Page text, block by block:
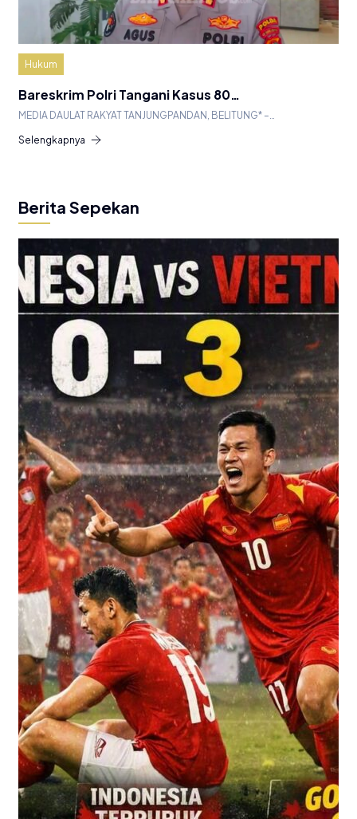
Hukum
Bareskrim Polri Tangani Kasus 80…
MEDIA DAULAT RAKYAT TANJUNGPANDAN, BELITUNG* –…
Selengkapnya
Berita Sepekan